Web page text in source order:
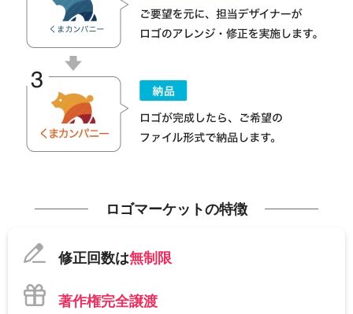
ロゴマーケットの特徴
修正回数は無制限
著作権完全譲渡